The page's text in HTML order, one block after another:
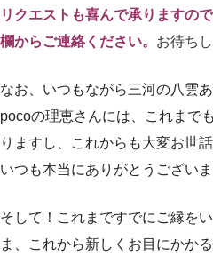
リクエストも喜んで承りますの
欄からご連絡ください。 お待ち
なお、いつもながら三河の八雲
pocoの理恵さんには、これまで
りますし、これからも大変お世
いつも本当にありがとうございま
そして！これまですでにご縁を
ま、これから新しくお目にかか